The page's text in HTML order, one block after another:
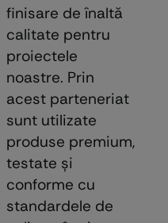
finisare de înaltă
calitate pentru
proiectele
noastre. Prin
acest parteneriat
sunt utilizate
produse premium,
testate şi
conforme cu
standardele de